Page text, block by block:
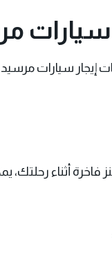
سيارات
إيجار سيارات
فاخرة أثناء